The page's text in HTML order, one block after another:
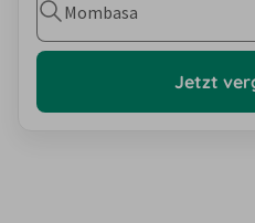
Mombasa
Jetzt